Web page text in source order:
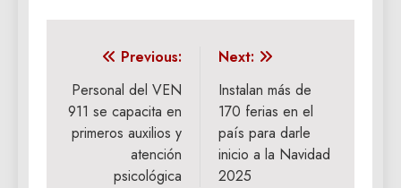
Navegación
de
entradas
Previous:
Personal del VEN
911 se capacita en
primeros auxilios y
atención
psicológica
Next:
Instalan más de
170 ferias en el
país para darle
inicio a la Navidad
2025